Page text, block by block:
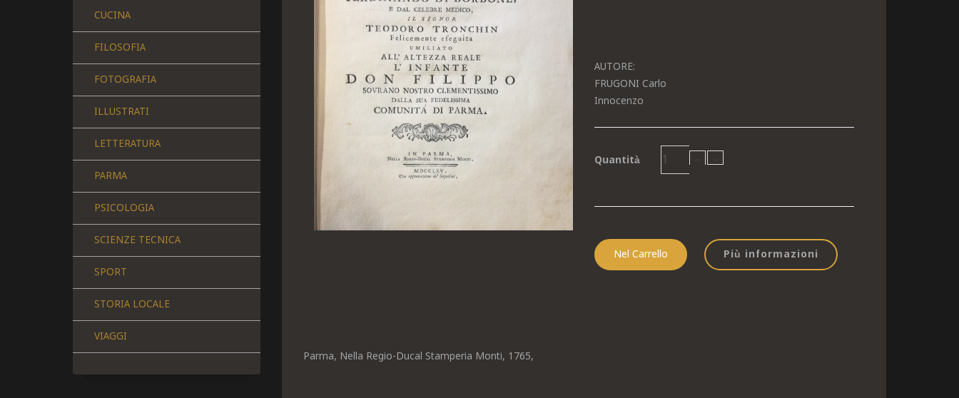
CUCINA
FILOSOFIA
FOTOGRAFIA
ILLUSTRATI
LETTERATURA
PARMA
PSICOLOGIA
SCIENZE TECNICA
SPORT
STORIA LOCALE
VIAGGI
AUTORE:
FRUGONI Carlo
Innocenzo
Quantità
Più informazioni
Parma, Nella Regio-Ducal Stamperia Monti, 1765,